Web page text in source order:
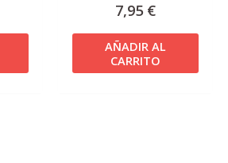
7,95 €
AÑADIR AL
CARRITO